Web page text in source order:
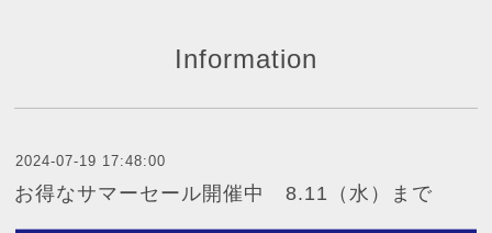
Information
2024-07-19 17:48:00
お得なサマーセール開催中 8.11（水）まで